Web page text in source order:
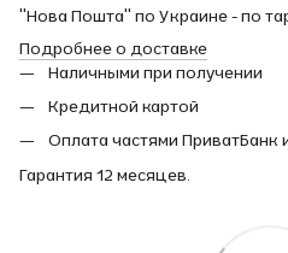
"Нова Пошта" по Украине - по
Подробнее о доставке
Наличными при получении
Кредитной картой
Оплата частями ПриватБанк
Гарантия 12 месяцев.